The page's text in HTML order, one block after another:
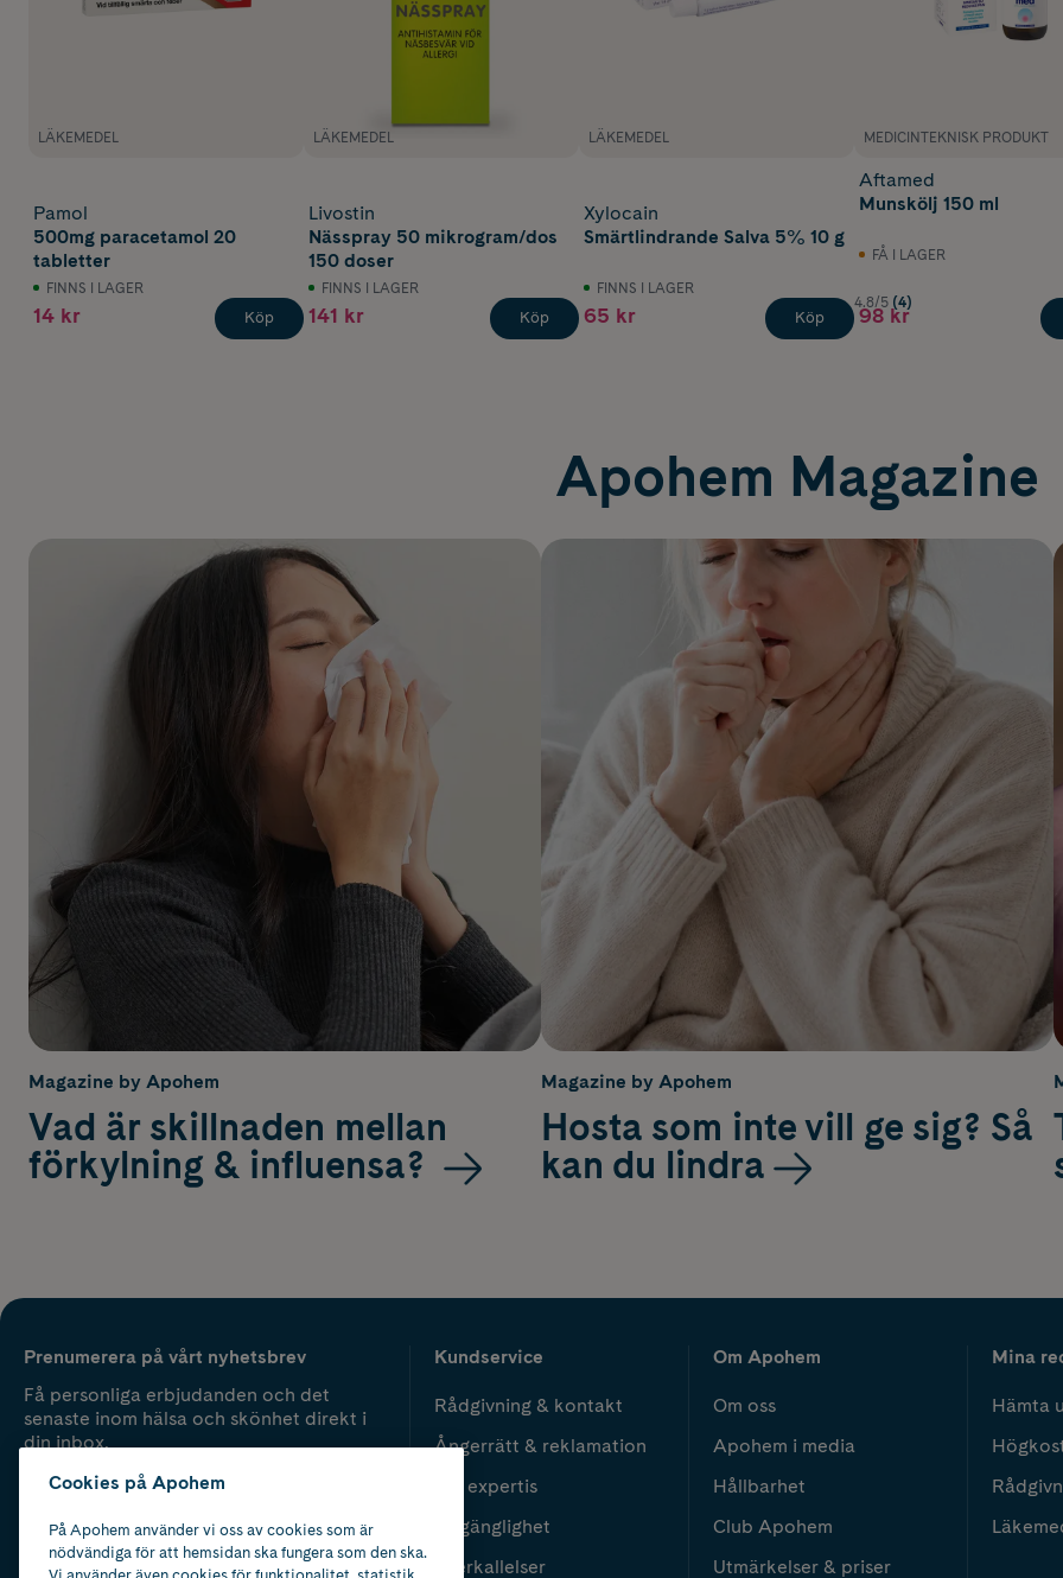
LÄKEMEDEL
Pamol
500mg paracetamol 20
tabletter
FINNS I LAGER
14 kr Köp
LÄKEMEDEL
Livostin
Nässpray 50 mikrogram/dos
150 doser
FINNS I LAGER
141 kr Köp
LÄKEMEDEL
Xylocain
Smärtlindrande Salva 5% 10 g
FINNS I LAGER
65 kr Köp
MEDICINTEKNISK PRODUKT
Aftamed
Munskölj 150 ml
FÅ I LAGER
4.8/5 (4)
98 kr
Apohem Magazine
Magazine by Apohem
Vad är skillnaden mellan
förkylning & influensa?
Magazine by Apohem
Hosta som inte vill ge sig? Så
kan du lindra
Prenumerera på vårt nyhetsbrev
Få personliga erbjudanden och det
senaste inom hälsa och skönhet direkt i
din inbox.
Kundservice
Rådgivning & kontakt
Ångerrätt & reklamation
Vår expertis
Tillgänglighet
Återkallelser
Om Apohem
Om oss
Apohem i media
Hållbarhet
Club Apohem
Utmärkelser & priser
Mina
Hämta
Cookies på Apohem
På Apohem använder vi oss av cookies som är
nödvändiga för att hemsidan ska fungera som den ska.